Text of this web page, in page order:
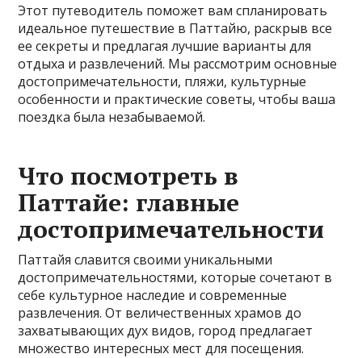
Этот путеводитель поможет вам спланировать
идеальное путешествие в Паттайю, раскрыв все
ее секреты и предлагая лучшие варианты для
отдыха и развлечений. Мы рассмотрим основные
достопримечательности, пляжи, культурные
особенности и практические советы, чтобы ваша
поездка была незабываемой.
Что посмотреть в
Паттайе: главные
достопримечательности
Паттайя славится своими уникальными
достопримечательностями, которые сочетают в
себе культурное наследие и современные
развлечения. От величественных храмов до
захватывающих дух видов, город предлагает
множество интересных мест для посещения.